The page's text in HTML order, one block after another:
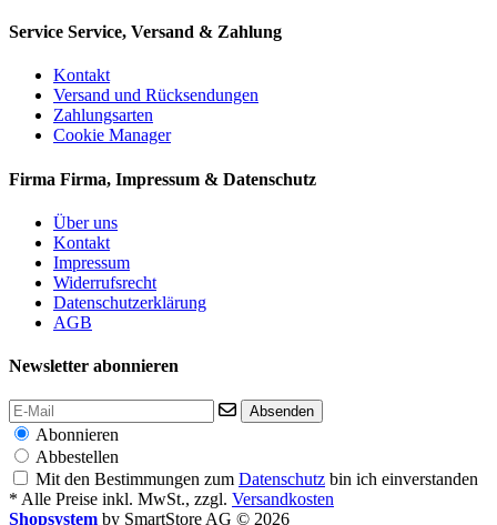
Service Service, Versand & Zahlung
Kontakt
Versand und Rücksendungen
Zahlungsarten
Cookie Manager
Firma Firma, Impressum & Datenschutz
Über uns
Kontakt
Impressum
Widerrufsrecht
Datenschutzerklärung
AGB
Newsletter abonnieren
Absenden
Abonnieren
Abbestellen
Mit den Bestimmungen zum Datenschutz bin ich einverstanden
* Alle Preise inkl. MwSt., zzgl. Versandkosten
Shopsystem by SmartStore AG © 2026